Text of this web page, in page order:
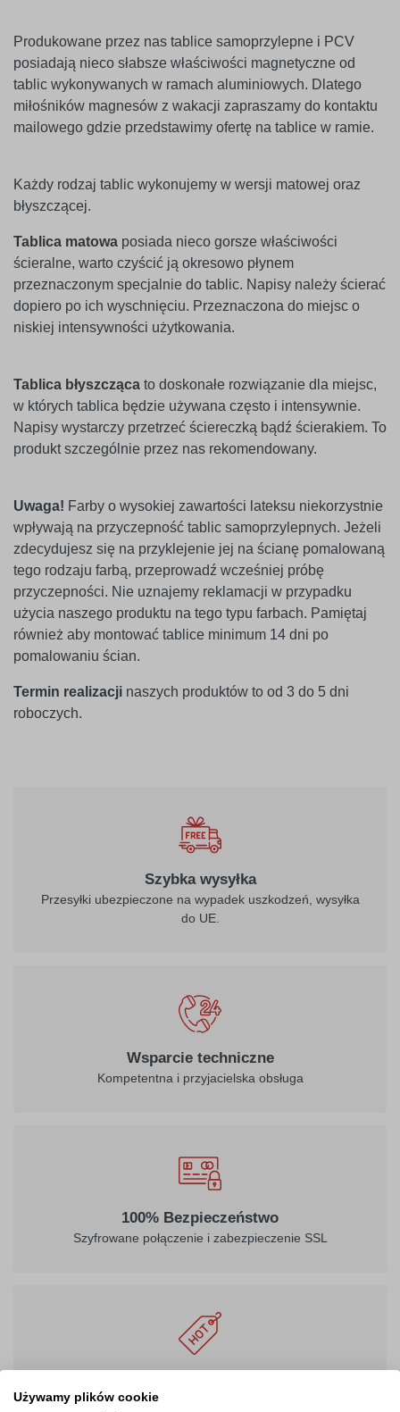
Produkowane przez nas tablice samoprzylepne i PCV
posiadają nieco słabsze właściwości magnetyczne od
tablic wykonywanych w ramach aluminiowych. Dlatego
miłośników magnesów z wakacji zapraszamy do kontaktu
mailowego gdzie przedstawimy ofertę na tablice w ramie.
Każdy rodzaj tablic wykonujemy w wersji matowej oraz
błyszczącej.
Tablica matowa posiada nieco gorsze właściwości
ścieralne, warto czyścić ją okresowo płynem
przeznaczonym specjalnie do tablic. Napisy należy ścierać
dopiero po ich wyschnięciu. Przeznaczona do miejsc o
niskiej intensywności użytkowania.
Tablica błyszcząca to doskonałe rozwiązanie dla miejsc,
w których tablica będzie używana często i intensywnie.
Napisy wystarczy przetrzeć ściereczką bądź ścierakiem. To
produkt szczególnie przez nas rekomendowany.
Uwaga! Farby o wysokiej zawartości lateksu niekorzystnie
wpływają na przyczepność tablic samoprzylepnych. Jeżeli
zdecydujesz się na przyklejenie jej na ścianę pomalowaną
tego rodzaju farbą, przeprowadź wcześniej próbę
przyczepności. Nie uznajemy reklamacji w przypadku
użycia naszego produktu na tego typu farbach. Pamiętaj
również aby montować tablice minimum 14 dni po
pomalowaniu ścian.
Termin realizacji naszych produktów to od 3 do 5 dni
roboczych.
Szybka wysyłka
Przesyłki ubezpieczone na wypadek uszkodzeń, wysyłka
do UE.
Wsparcie techniczne
Kompetentna i przyjacielska obsługa
100% Bezpieczeństwo
Szyfrowane połączenie i zabezpieczenie SSL
24 - miesięczna gwarancja, możliwość zwrotu produktu
Używamy plików cookie